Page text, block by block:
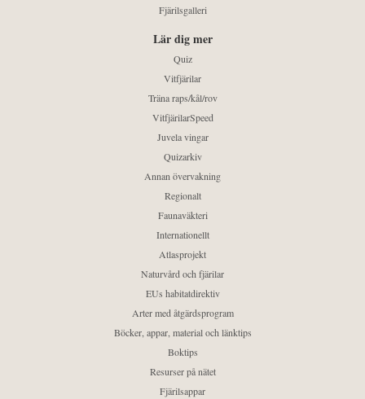
Fjärilsgalleri
Lär dig mer
Quiz
Vitfjärilar
Träna raps/kål/rov
VitfjärilarSpeed
Juvela vingar
Quizarkiv
Annan övervakning
Regionalt
Faunaväkteri
Internationellt
Atlasprojekt
Naturvård och fjärilar
EUs habitatdirektiv
Arter med åtgärdsprogram
Böcker, appar, material och länktips
Boktips
Resurser på nätet
Fjärilsappar